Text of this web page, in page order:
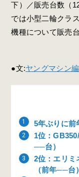
下）／販売台数（
では小型二輪クラ
機種について販売
●文:ヤングマシン
5年ぶりに前
1位：
──台）
2位：エリミ
（前年──台）